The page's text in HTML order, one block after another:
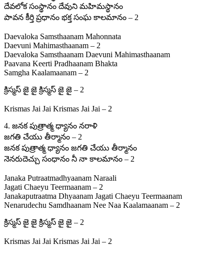
దేవలోక సంస్థానం దేవుని మహిమస్థానం
పావన కీర్తి ప్రధానం భక్త సంఘ కాలమానం – 2
Daevaloka Samsthaanam Mahonnata
Daevuni Mahimasthaanam – 2
Daevaloka Samsthaanam Daevuni Mahimasthaanam
Paavana Keerti Pradhaanam Bhakta
Samgha Kaalamaanam – 2
క్రిస్మస్ జై జై క్రిస్మస్ జై జై – 2
Krismas Jai Jai Krismas Jai Jai – 2
4. జనక పుత్రాత్మ ధ్యానం నరాళి
జగతి చేయు తీర్మానం – 2
జనక పుత్రాత్మ ధ్యానం జగతి చేయు తీర్మానం
నెనరుదెచ్చు సంధానం నీ నా కాలమానం – 2
Janaka Putraatmadhyaanam Naraali
Jagati Chaeyu Teermaanam – 2
Janakaputraatma Dhyaanam Jagati Chaeyu Teermaanam
Nenarudechu Samdhaanam Nee Naa Kaalamaanam – 2
క్రిస్మస్ జై జై క్రిస్మస్ జై జై – 2
Krismas Jai Jai Krismas Jai Jai – 2